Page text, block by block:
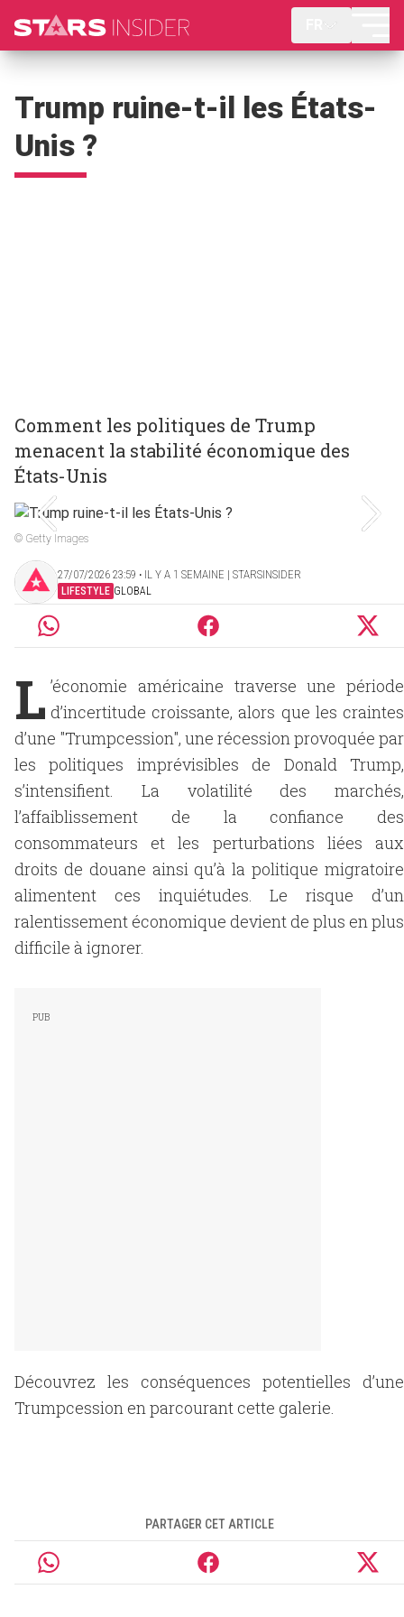
Trump ruine-t-il les États-
Unis ?
Comment les politiques de Trump
menacent la stabilité économique des
États-Unis
© Getty Images
27/07/2026 23:59 ‧ IL Y A 1 SEMAINE | STARSINSIDER
LIFESTYLE GLOBAL
L ’économie américaine traverse une période
d’incertitude croissante, alors que les craintes
d’une "Trumpcession", une récession provoquée par
les politiques imprévisibles de Donald Trump,
s’intensifient. La volatilité des marchés,
l’affaiblissement de la confiance des
consommateurs et les perturbations liées aux
droits de douane ainsi qu’à la politique migratoire
alimentent ces inquiétudes. Le risque d’un
ralentissement économique devient de plus en plus
difficile à ignorer.
Découvrez les conséquences potentielles d’une
Trumpcession en parcourant cette galerie.
PARTAGER CET ARTICLE